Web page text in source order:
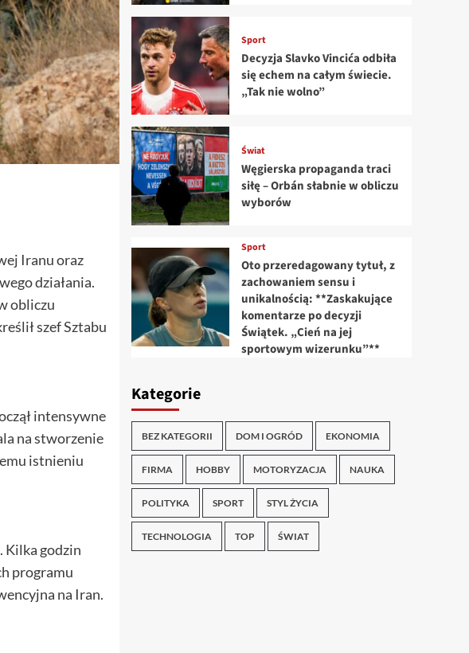
Iranu oraz
działania.
obliczu
szef Sztabu
intensywne
na stworzenie
istnieniu
Kilka godzin
programu
na Iran.
Sport
Decyzja Slavko Vincića odbiła
się echem na całym świecie.
„Tak nie wolno”
Świat
Węgierska propaganda traci
siłę – Orbán słabnie w obliczu
wyborów
Sport
Oto przeredagowany tytuł, z
zachowaniem sensu i
unikalnością: **Zaskakujące
komentarze po decyzji
Świątek. „Cień na jej
sportowym wizerunku”**
Kategorie
BEZ KATEGORII DOM I OGRÓD EKONOMIA
FIRMA HOBBY MOTORYZACJA NAUKA
POLITYKA SPORT STYL ŻYCIA
TECHNOLOGIA TOP ŚWIAT